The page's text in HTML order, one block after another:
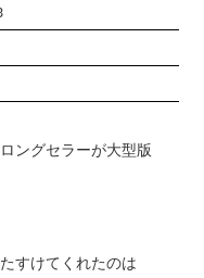
ングセラーが大型版
けてくれたのは